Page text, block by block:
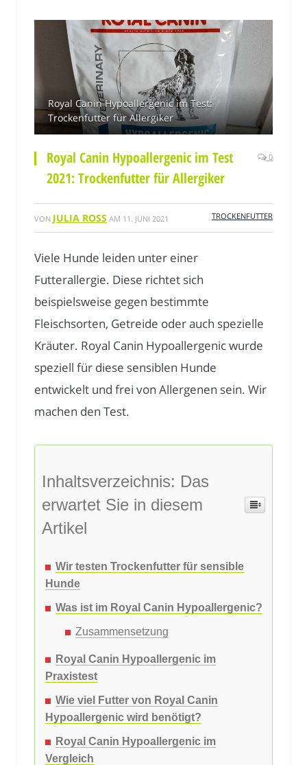
Royal Canin Hypoallergenic im Test:
Trockenfutter für Allergiker
Royal Canin Hypoallergenic im Test
2021: Trockenfutter für Allergiker
0
VON JULIA ROSS AM 11. JUNI 2021 TROCKENFUTTER
Viele Hunde leiden unter einer
Futterallergie. Diese richtet sich
beispielsweise gegen bestimmte
Fleischsorten, Getreide oder auch spezielle
Kräuter. Royal Canin Hypoallergenic wurde
speziell für diese sensiblen Hunde
entwickelt und frei von Allergenen sein. Wir
machen den Test.
Inhaltsverzeichnis: Das
erwartet Sie in diesem
Artikel
Wir testen Trockenfutter für sensible
Hunde
Was ist im Royal Canin Hypoallergenic?
Zusammensetzung
Royal Canin Hypoallergenic im
Praxistest
Wie viel Futter von Royal Canin
Hypoallergenic wird benötigt?
Royal Canin Hypoallergenic im
Vergleich